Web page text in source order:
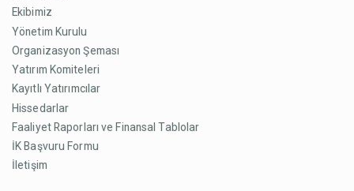
Ekibimiz
Yönetim Kurulu
Organizasyon Şeması
Yatırım Komiteleri
Kayıtlı Yatırımcılar
Hissedarlar
Faaliyet Raporları ve Finansal Tablolar
İK Başvuru Formu
İletişim